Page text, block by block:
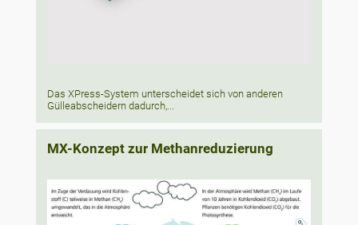
Das XPress-System unterscheidet sich von anderen
Gülleabscheidern dadurch,...
MX-Konzept zur Methanreduzierung